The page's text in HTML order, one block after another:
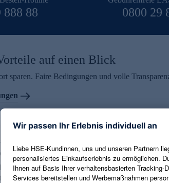
888 88 0800 29
auf einen Blick
sparen. Faire Bedingungen und volle
€ Gutschein erhalten
abonnieren und aktuelle Trends,
E-Mail erhalten. Als Dankeschön
Gutschein. Eine Abmeldung ist jederzeit in